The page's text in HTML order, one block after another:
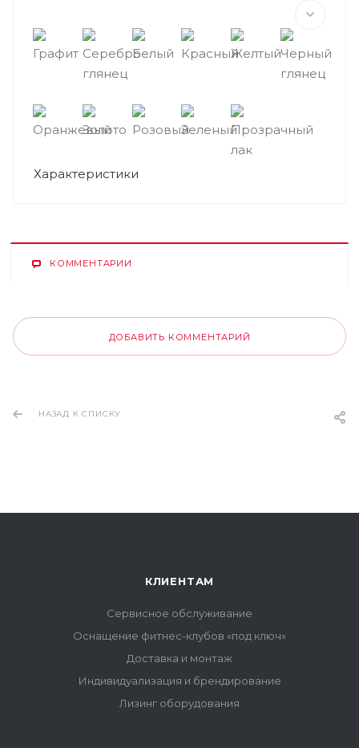
Графит Серебро
глянец
Белый КрасныйЖелтыйЧерный
глянец
Оранжевый
Золото РозовыйЗеленыйПрозрачный
лак
Характеристики
КОММЕНТАРИИ
ДОБАВИТЬ КОММЕНТАРИЙ
НАЗАД К СПИСКУ
КЛИЕНТАМ
Сервисное обслуживание
Оснащение фитнес-клубов «под ключ»
Доставка и монтаж
Индивидуализация и брендирование
Лизинг оборудования